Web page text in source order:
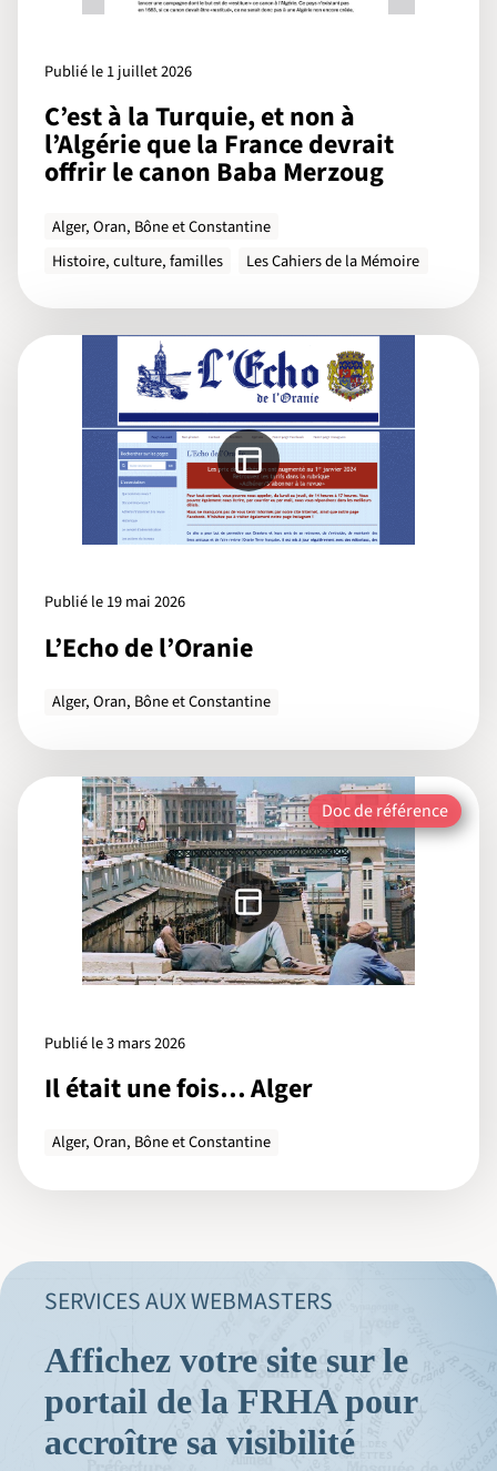
Publié le 1 juillet 2026
C’est à la Turquie, et non à
l’Algérie que la France devrait
offrir le canon Baba Merzoug
Alger, Oran, Bône et Constantine
Histoire, culture, familles
Les Cahiers de la Mémoire
Publié le 19 mai 2026
L’Echo de l’Oranie
Alger, Oran, Bône et Constantine
Doc de référence
Publié le 3 mars 2026
Il était une fois… Alger
Alger, Oran, Bône et Constantine
SERVICES AUX WEBMASTERS
Affichez votre site sur le
portail de la FRHA pour
accroître sa visibilité